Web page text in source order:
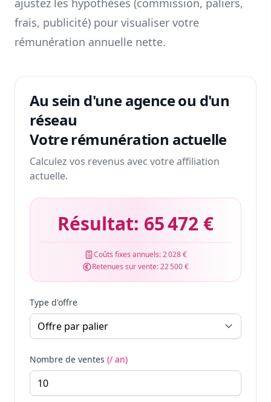
ajustez les hypothèses (commission, paliers,
frais, publicité) pour visualiser votre
rémunération annuelle nette.
Au sein d'une agence ou d'un
réseau
Votre rémunération actuelle
Calculez vos revenus avec votre affiliation
actuelle.
Résultat: 65 472 €
Coûts fixes annuels:2 028 €
Retenues sur vente:22 500 €
Type d'offre
Nombre de ventes (/ an)